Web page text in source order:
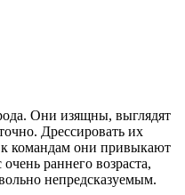
Они изящны, выглядят
Дрессировать их
командам они привыкают
раннего возраста,
непредсказуемым.